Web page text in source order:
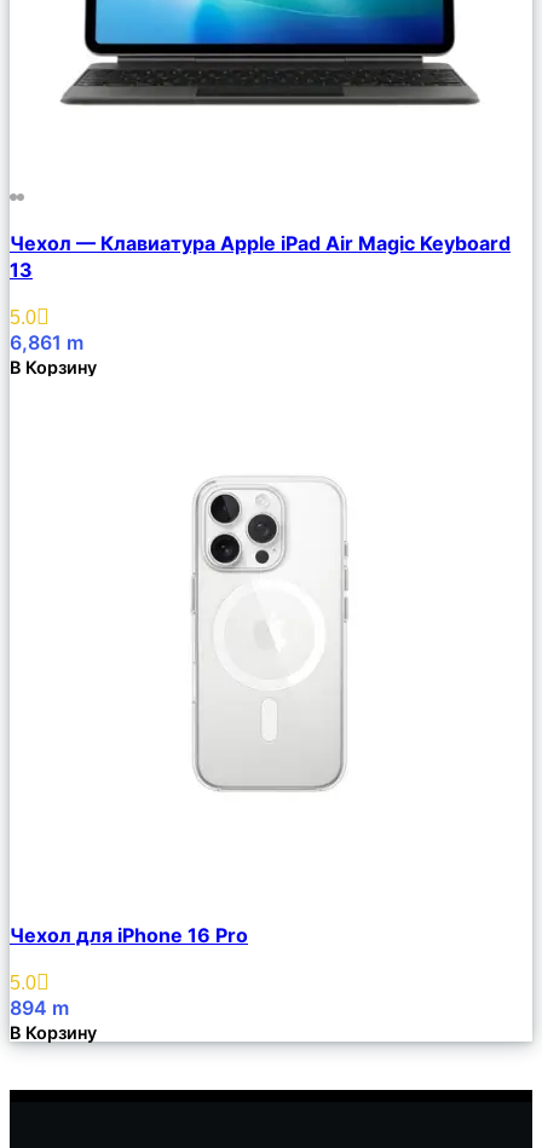
Описание
Избранное
Чехол — Клавиатура Apple iPad Air Magic Keyboard
13
5.0
6,861 m
В Корзину
Описание
Избранное
Чехол для iPhone 16 Pro
5.0
894 m
В Корзину